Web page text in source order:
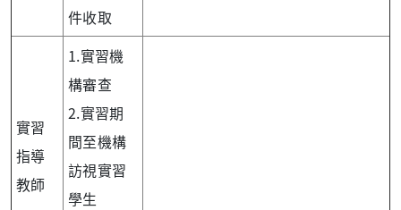
件收取
實習
指導
教師
1.實習機
構審查
2.實習期
間至機構
訪視實習
學生